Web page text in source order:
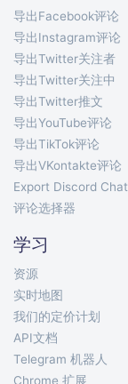
导出Facebook评论
导出Instagram评论
导出Twitter关注者
导出Twitter关注中
导出Twitter推文
导出YouTube评论
导出TikTok评论
导出VKontakte评论
Export Discord Chat
评论选择器
学习
资源
实时地图
我们的定价计划
API文档
Telegram 机器人
Chrome 扩展